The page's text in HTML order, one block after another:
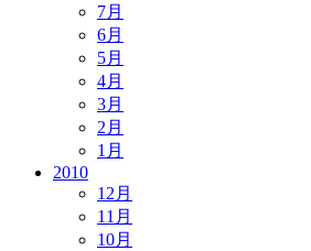
7月
6月
5月
4月
3月
2月
1月
2010
12月
11月
10月